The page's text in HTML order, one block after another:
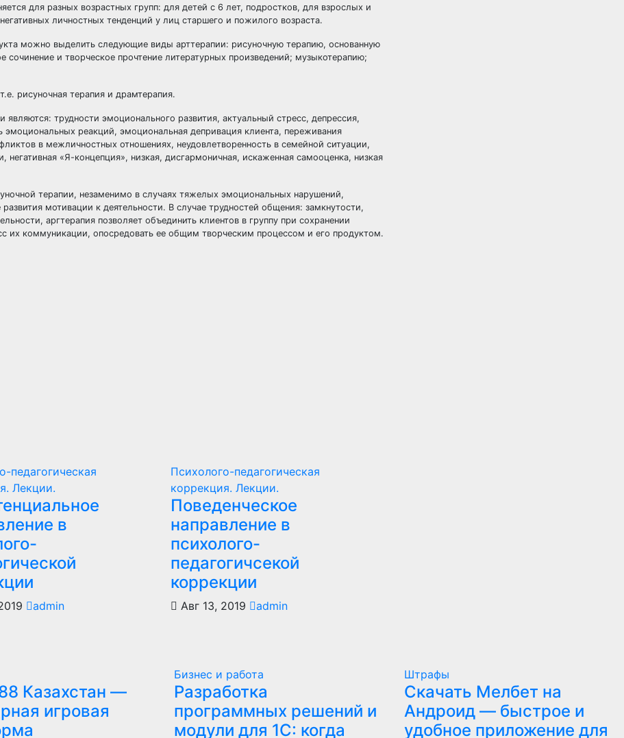
для разных возрастных групп: для детей с 6 лет, подростков, для взрослых и
личностных тенденций у лиц старшего и пожилого возраста.
можно выделить следующие виды арттерапии: рисуночную терапию, основанную
сочинение и творческое прочтение литературных произведений; музыкотерапию;
рисуночная терапия и драмтерапия.
являются: трудности эмоционального развития, актуальный стресс, депрессия,
реакций, эмоциональная депривация клиента, переживания
в межличностных отношениях, неудовлетворенность в семейной ситуации,
«Я-концепция», низкая, дисгармоничная, искаженная самооценка, низкая
терапии, незаменимо в случаях тяжелых эмоциональных нарушений,
мотивации к деятельности. В случае трудностей общения: замкнутости,
аргтерапия позволяет объединить клиентов в группу при сохранении
их коммуникации, опосредовать ее общим творческим процессом и его продуктом.
педагогическая
Лекции.
в
admin
Психолого-педагогическая
коррекция. Лекции.
Поведенческое
направление в
психолого-
педагогичсекой
коррекции
Авг 13, 2019 admin
Казахстан —
игровая
Бизнес и работа
Разработка
программных решений и
модули для 1С: когда
Штрафы
Скачать Мелбет на
Андроид — быстрое и
удобное приложение для